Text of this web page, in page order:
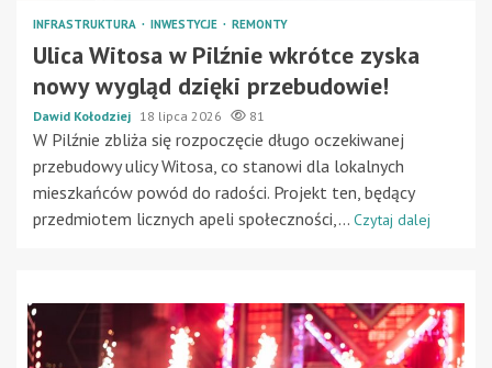
INFRASTRUKTURA INWESTYCJE REMONTY
Ulica Witosa w Pilźnie wkrótce zyska
nowy wygląd dzięki przebudowie!
Dawid Kołodziej 18 lipca 2026 81
W Pilźnie zbliża się rozpoczęcie długo oczekiwanej
przebudowy ulicy Witosa, co stanowi dla lokalnych
mieszkańców powód do radości. Projekt ten, będący
przedmiotem licznych apeli społeczności,... Czytaj dalej